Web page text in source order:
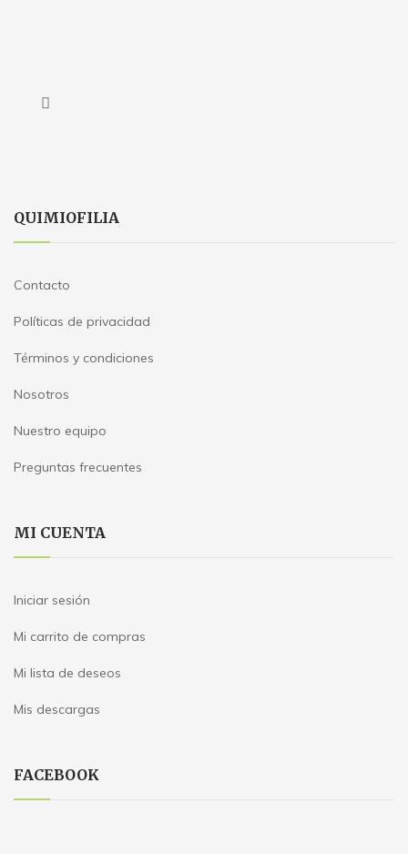
QUIMIOFILIA
Contacto
Políticas de privacidad
Términos y condiciones
Nosotros
Nuestro equipo
Preguntas frecuentes
MI CUENTA
Iniciar sesión
Mi carrito de compras
Mi lista de deseos
Mis descargas
FACEBOOK